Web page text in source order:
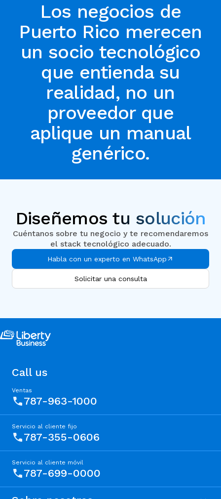
Los negocios de
Puerto Rico merecen
un socio tecnológico
que entienda su
realidad, no un
proveedor que
aplique un manual
genérico.
Diseñemostu solución
Cuéntanos sobre tu negocio y te recomendaremos
el stack tecnológico adecuado.
Habla con un experto en WhatsApp
Solicitar una consulta
Call us
Ventas
787-963-1000
Servicio al cliente fijo
787-355-0606
Servicio al cliente móvil
787-699-0000